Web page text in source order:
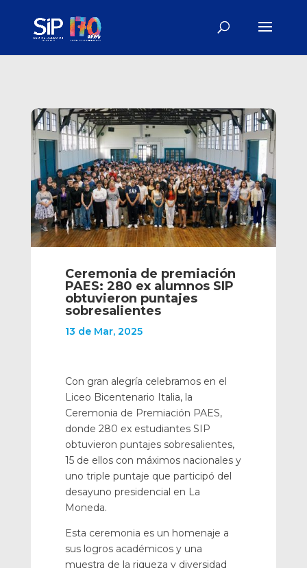
Ceremonia de premiación
PAES: 280 ex alumnos SIP
obtuvieron puntajes
sobresalientes
13 de Mar, 2025
Con gran alegría celebramos en el
Liceo Bicentenario Italia, la
Ceremonia de Premiación PAES,
donde 280 ex estudiantes SIP
obtuvieron puntajes sobresalientes,
15 de ellos con máximos nacionales y
uno triple puntaje que participó del
desayuno presidencial en La
Moneda.
Esta ceremonia es un homenaje a
sus logros académicos y una
muestra de la riqueza y diversidad